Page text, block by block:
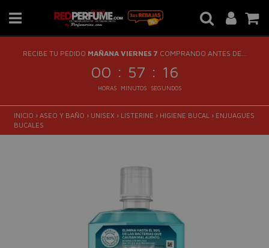
RECIBE TU PEDIDO MAÑANA VIERNES 7 COMPRANDO ANTES DE...
00 : 57 : 15
HORAS MINUTOS SEGUNDOS
INICIO › ASEO Y BAÑO › UNISEX › LISTERINE › HIGIENE BUCAL › ENJUAGUES
BUCALES